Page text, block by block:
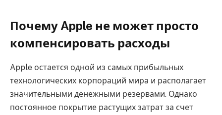
Почему Apple не может просто
компенсировать расходы
Apple остается одной из самых прибыльных
технологических корпораций мира и располагает
значительными денежными резервами. Однако
постоянное покрытие растущих затрат за счет